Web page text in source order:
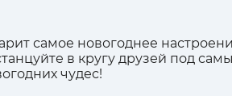
самое новогоднее
в кругу друзей под
чудес!